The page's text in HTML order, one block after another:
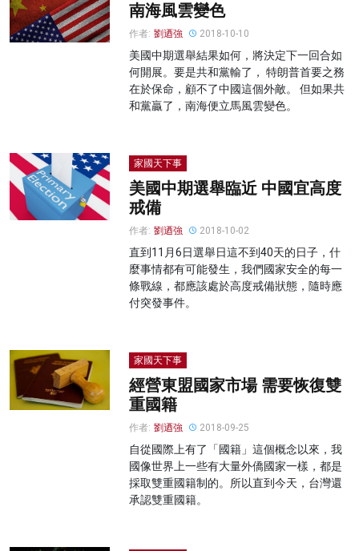
南海風雲變色
作者: 劉迺強 2018-10-10
美國中期選舉結果如何，將決定下一回合如
何開展。要是共和黨輸了， 特朗普首要之務
在於保命，顧不了中國這個外敵。 但如果共
和黨贏了，南海便立馬風雲變色。
家國天下事
美國中期選舉臨近 中國宜高度
戒備
作者: 劉迺強 2018-10-02
直到11月6日選舉日這不到40天的日子，什
麼事情都有可能發生，我們國家安全的每一
條戰線，都應該處於高度戒備狀態，隨時應
付突發事件。
家國天下事
經營東盟國家市場 需要恢復雙
重國籍
作者: 劉迺強 2018-09-25
自從國際上有了「國籍」這個概念以來，我
國像世界上一些有大量外僑國家一樣，都是
採取雙重國籍制的。所以直到今天，台灣還
承認雙重國籍。